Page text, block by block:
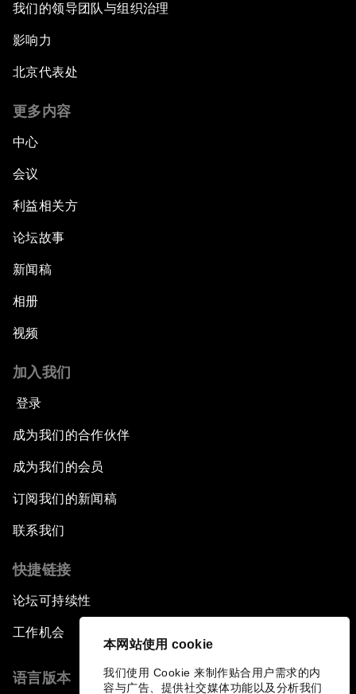
本网站使用 cookie
我们使用 Cookie 来制作贴合用户需求的内
容与广告、提供社交媒体功能以及分析我们
我们的领导团队与组织治理
影响力
北京代表处
更多内容
中心
会议
利益相关方
论坛故事
新闻稿
相册
视频
加入我们
登录
成为我们的合作伙伴
成为我们的会员
订阅我们的新闻稿
联系我们
快捷链接
论坛可持续性
工作机会
语言版本